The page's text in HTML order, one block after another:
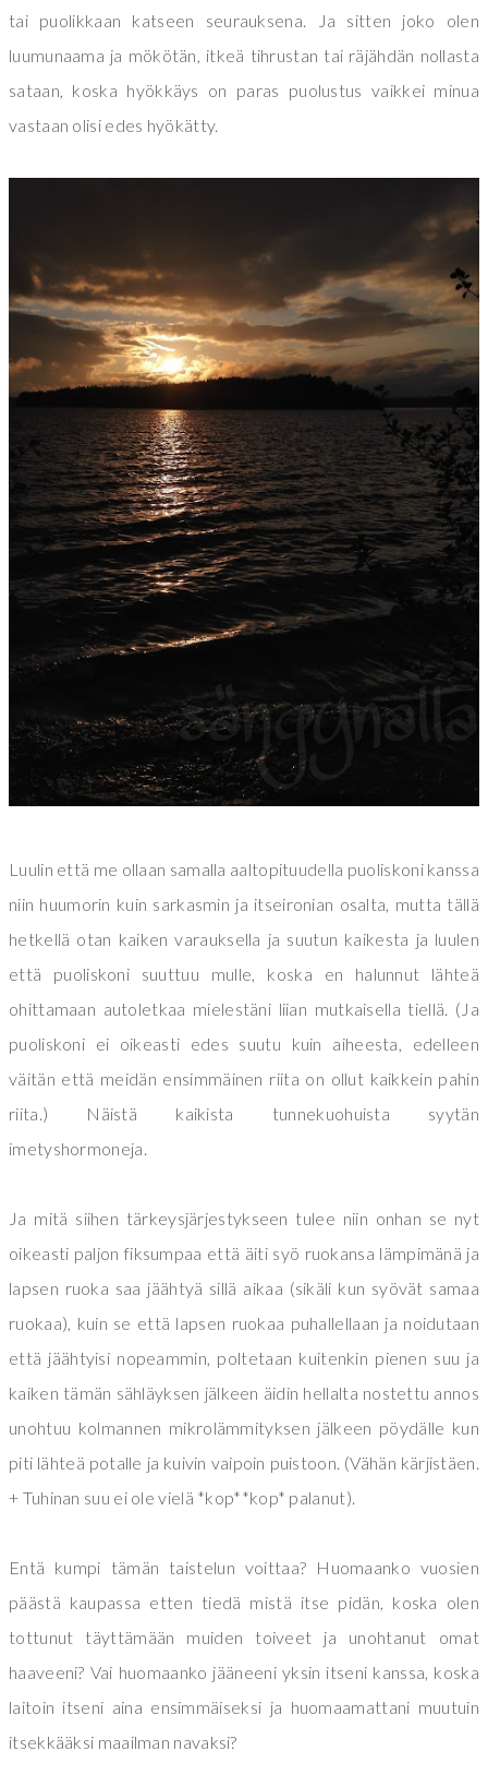
tai puolikkaan katseen seurauksena. Ja sitten joko olen
luumunaama ja mökötän, itkeä tihrustan tai räjähdän nollasta
sataan, koska hyökkäys on paras puolustus vaikkei minua
vastaan olisi edes hyökätty.
Luulin että me ollaan samalla aaltopituudella puoliskoni kanssa
niin huumorin kuin sarkasmin ja itseironian osalta, mutta tällä
hetkellä otan kaiken varauksella ja suutun kaikesta ja luulen
että puoliskoni suuttuu mulle, koska en halunnut lähteä
ohittamaan autoletkaa mielestäni liian mutkaisella tiellä. (Ja
puoliskoni ei oikeasti edes suutu kuin aiheesta, edelleen
väitän että meidän ensimmäinen riita on ollut kaikkein pahin
riita.) Näistä kaikista tunnekuohuista syytän
imetyshormoneja.
Ja mitä siihen tärkeysjärjestykseen tulee niin onhan se nyt
oikeasti paljon fiksumpaa että äiti syö ruokansa lämpimänä ja
lapsen ruoka saa jäähtyä sillä aikaa (sikäli kun syövät samaa
ruokaa), kuin se että lapsen ruokaa puhallellaan ja noidutaan
että jäähtyisi nopeammin, poltetaan kuitenkin pienen suu ja
kaiken tämän sähläyksen jälkeen äidin hellalta nostettu annos
unohtuu kolmannen mikrolämmityksen jälkeen pöydälle kun
piti lähteä potalle ja kuivin vaipoin puistoon. (Vähän kärjistäen.
+ Tuhinan suu ei ole vielä *kop**kop* palanut).
Entä kumpi tämän taistelun voittaa? Huomaanko vuosien
päästä kaupassa etten tiedä mistä itse pidän, koska olen
tottunut täyttämään muiden toiveet ja unohtanut omat
haaveeni? Vai huomaanko jääneeni yksin itseni kanssa, koska
laitoin itseni aina ensimmäiseksi ja huomaamattani muutuin
itsekkääksi maailman navaksi?